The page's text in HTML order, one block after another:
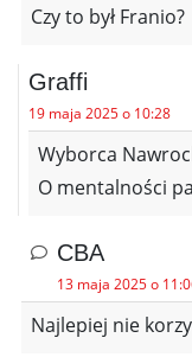
Czy to był Franio?
Graffi
19 maja 2025 o 10:28
Wyborca
O mentalności
CBA
13 maja 2025 o
Najlepiej nie